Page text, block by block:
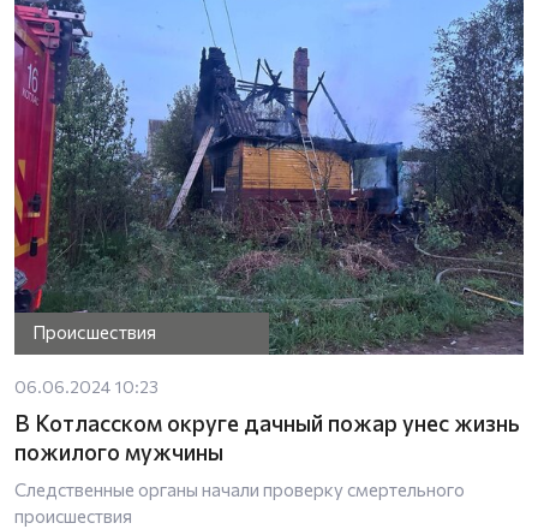
Происшествия
06.06.2024 10:23
В Котласском округе дачный пожар унес жизнь
пожилого мужчины
Следственные органы начали проверку смертельного
происшествия